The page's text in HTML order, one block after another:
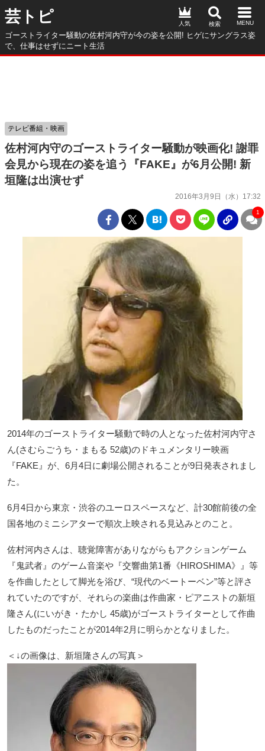
芸トピ
ゴーストライター騒動の佐村河内守が今の姿を公開! ヒゲにサングラス姿
で、仕事はせずにニート生活
人気
佐村河内守のゴーストライター騒動が映画化! 謝罪
会見から現在の姿を追う『FAKE』が6月公開! 新
垣隆は出演せず
2016年3月9日（水）17:32
テレビ番組・映画
1
2014年のゴーストライター騒動で時の人となった佐村河内守さ
ん(さむらごうち・まもる 52歳)のドキュメンタリー映画
『FAKE』が、6月4日に劇場公開されることが9日発表されまし
た。
6月4日から東京・渋谷のユーロスペースなど、計30館前後の全
国各地のミニシアターで順次上映される見込みとのこと。
佐村河内さんは、聴覚障害がありながらもアクションゲーム
『鬼武者』のゲーム音楽や『交響曲第1番《HIROSHIMA》』等
を作曲したとして脚光を浴び、“現代のベートーベン”等と評さ
れていたのですが、それらの楽曲は作曲家・ピアニストの新垣
隆さん(にいがき・たかし 45歳)がゴーストライターとして作曲
したものだったことが2014年2月に明らかとなりました。
＜↓の画像は、新垣隆さんの写真＞